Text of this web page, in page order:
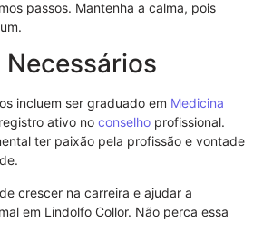
passos. Mantenha a calma, pois
Necessários
incluem ser graduado em Medicina
ativo no conselho profissional.
ter paixão pela profissão e vontade
crescer na carreira e ajudar a
em Lindolfo Collor. Não perca essa